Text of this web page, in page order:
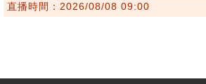
直播時間：2026/08/08 09:00